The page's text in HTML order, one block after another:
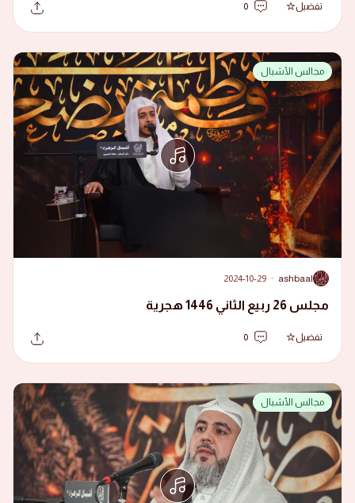
تفضيل 0
مجالس الأشبال
A
ashbaal
·
2024-10-29
مجلس 26 ربيع الثاني 1446 هجرية
تفضيل 0
مجالس الأشبال